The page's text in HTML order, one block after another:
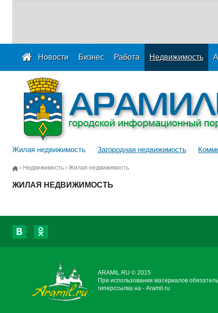
Новости Бизнес Работа Недвижимость
Жилая недвижимость Загородная недвижимость
Недвижимость Жилая недвижимость
ЖИЛАЯ НЕДВИЖИМОСТЬ
ARAMIL.RU © 2015
При использовании материалов
гиперссылка на - Aramil.ru